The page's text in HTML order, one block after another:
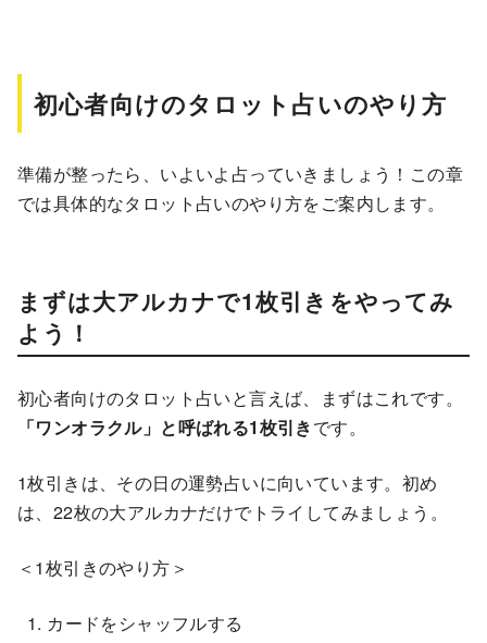
初心者向けのタロット占いのやり方
準備が整ったら、いよいよ占っていきましょう！この章
では具体的なタロット占いのやり方をご案内します。
まずは大アルカナで1枚引きをやってみ
よう！
初心者向けのタロット占いと言えば、まずはこれです。
「ワンオラクル」と呼ばれる1枚引きです。
1枚引きは、その日の運勢占いに向いています。初め
は、22枚の大アルカナだけでトライしてみましょう。
＜1枚引きのやり方＞
カードをシャッフルする